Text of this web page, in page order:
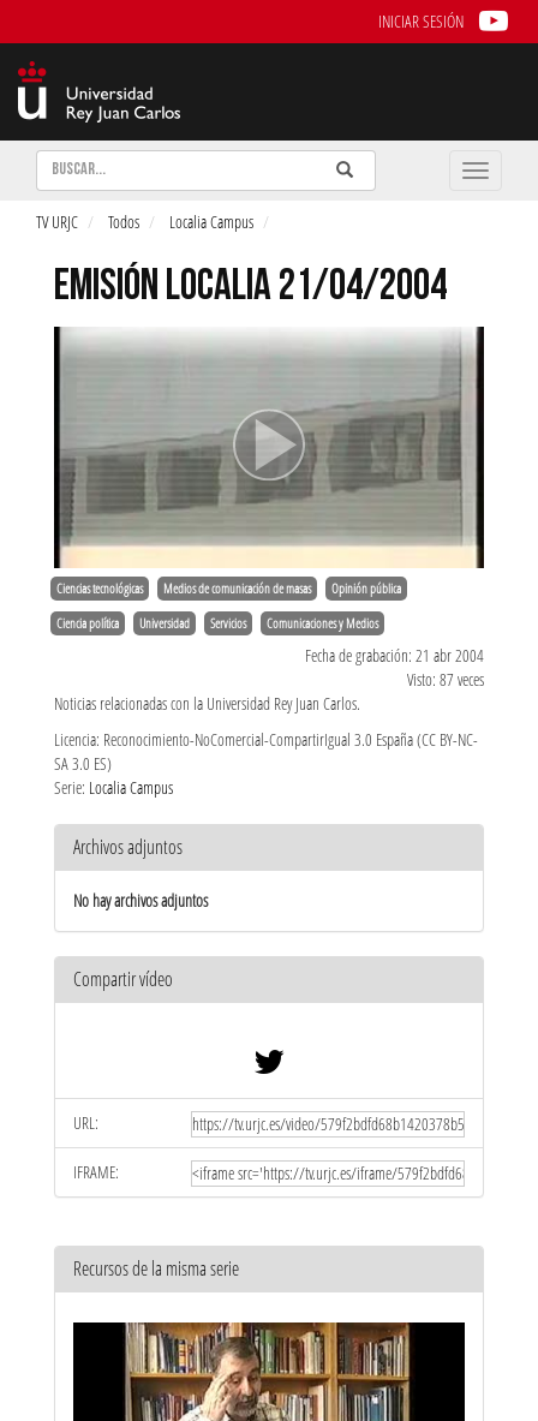
INICIAR SESIÓN
Buscar Enviar
Buscar
Toggle
TV URJC Todos Localia Campus
EMISIÓN LOCALIA 21/04/2004
Ciencias tecnológicas Medios de comunicación de masas Opinión pública
Ciencia política Universidad Servicios Comunicaciones y Medios
Fecha de grabación: 21 abr 2004
Visto: 87 veces
Noticias relacionadas con la Universidad Rey Juan Carlos.
Licencia: Reconocimiento-NoComercial-CompartirIgual 3.0 España (CC BY-NC-
SA 3.0 ES)
Serie: Localia Campus
Archivos adjuntos
No hay archivos adjuntos
Compartir vídeo
URL:
IFRAME:
Recursos de la misma serie